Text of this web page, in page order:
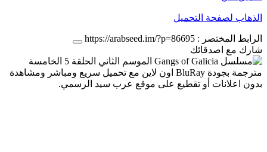
الذهاب لصفحة التحميل
الرابط المختصر : https://arabseed.im/?p=86695
شارك مع اصدقائك